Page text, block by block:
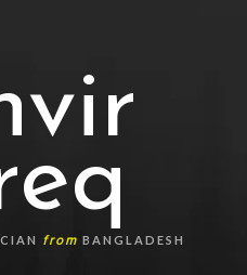
from BANGLADESH